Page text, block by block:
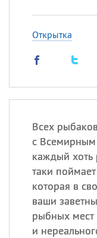
Открытка
Всех
с Всемирным
каждый хоть
таки
которая в
ваши
рыбных мест
и